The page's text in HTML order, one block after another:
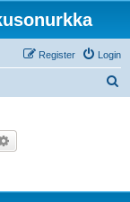
Login
Register